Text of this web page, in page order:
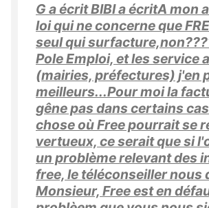
G a écrit BIBI a écritA mon
loi qui ne concerne que
seul qui
Pole Emploi, et les service
(mairies, préfectures) j'en
meilleurs...Pour moi la
gêne pas dans certains
chose où Free pourrait se
vertueux, ce serait que si
un problème relevant des
free, le téléconseiller nous
Monsieur, Free est en